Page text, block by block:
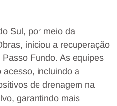
Sul, por meio da
iniciou a recuperação
Fundo. As equipes
acesso, incluindo a
de drenagem na
garantindo mais